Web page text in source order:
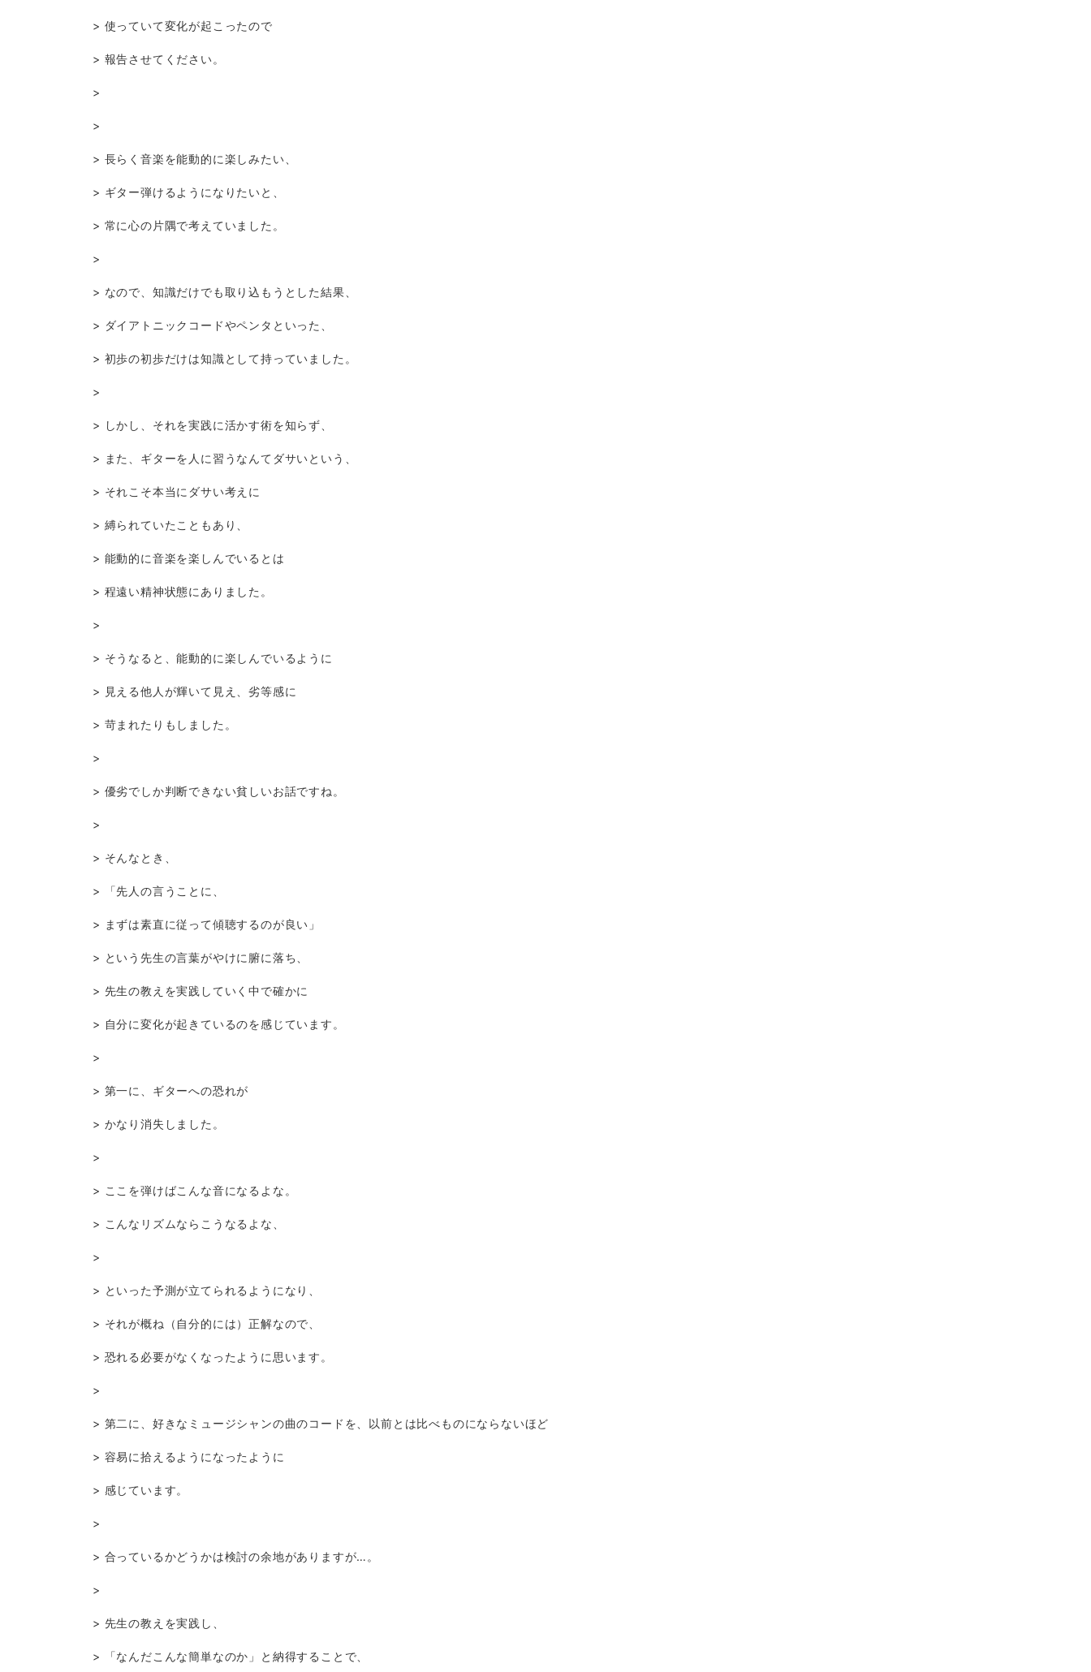
> 使っていて変化が起こったので
> 報告させてください。
>
>
> 長らく音楽を能動的に楽しみたい、
> ギター弾けるようになりたいと、
> 常に心の片隅で考えていました。
>
> なので、知識だけでも取り込もうとした結果、
> ダイアトニックコードやペンタといった、
> 初歩の初歩だけは知識として持っていました。
>
> しかし、それを実践に活かす術を知らず、
> また、ギターを人に習うなんてダサいという、
> それこそ本当にダサい考えに
> 縛られていたこともあり、
> 能動的に音楽を楽しんでいるとは
> 程遠い精神状態にありました。
>
> そうなると、能動的に楽しんでいるように
> 見える他人が輝いて見え、劣等感に
> 苛まれたりもしました。
>
> 優劣でしか判断できない貧しいお話ですね。
>
> そんなとき、
> 「先人の言うことに、
> まずは素直に従って傾聴するのが良い」
> という先生の言葉がやけに腑に落ち、
> 先生の教えを実践していく中で確かに
> 自分に変化が起きているのを感じています。
>
> 第一に、ギターへの恐れが
> かなり消失しました。
>
> ここを弾けばこんな音になるよな。
> こんなリズムならこうなるよな、
>
> といった予測が立てられるようになり、
> それが概ね（自分的には）正解なので、
> 恐れる必要がなくなったように思います。
>
> 第二に、好きなミュージシャンの曲のコードを、以前とは比べものにならないほど
> 容易に拾えるようになったように
> 感じています。
>
> 合っているかどうかは検討の余地がありますが…。
>
> 先生の教えを実践し、
> 「なんだこんな簡単なのか」と納得することで、